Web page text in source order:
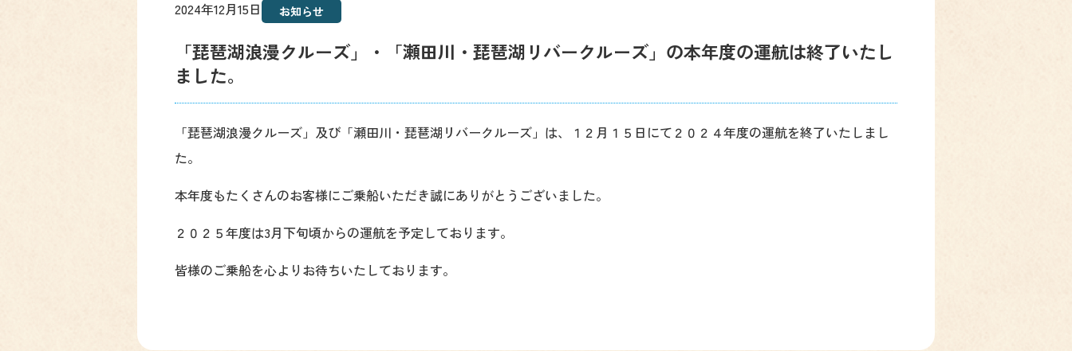
2024年12月15日 お知らせ
「琵琶湖浪漫クルーズ」・「瀬田川・琵琶湖リバークルーズ」の本年度の運航は終了いたし
ました。
「琵琶湖浪漫クルーズ」及び「瀬田川・琵琶湖リバークルーズ」は、１２月１５日にて２０２４年度の運航を終了いたしまし
た。
本年度もたくさんのお客様にご乗船いただき誠にありがとうございました。
２０２５年度は3月下旬頃からの運航を予定しております。
皆様のご乗船を心よりお待ちいたしております。